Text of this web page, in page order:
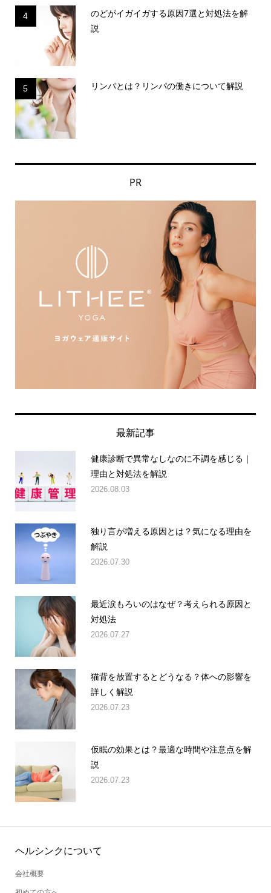
4
のどがイガイガする原因7選と対処法を解
説
5 リンパとは？リンパの働きについて解説
PR
最新記事
健康診断で異常なしなのに不調を感じる｜
理由と対処法を解説
2026.08.03
独り言が増える原因とは？気になる理由を
解説
2026.07.30
最近涙もろいのはなぜ？考えられる原因と
対処法
2026.07.27
猫背を放置するとどうなる？体への影響を
詳しく解説
2026.07.23
仮眠の効果とは？最適な時間や注意点を解
説
2026.07.23
ヘルシンクについて
会社概要